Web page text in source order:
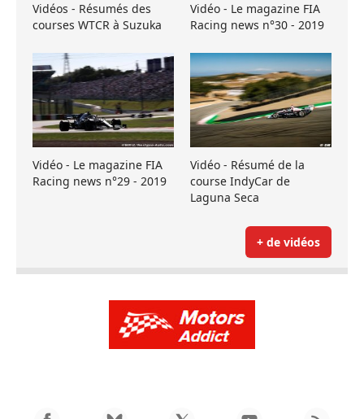
Vidéos - Résumés des
courses WTCR à Suzuka
Vidéo - Le magazine FIA
Racing news n°30 - 2019
Vidéo - Le magazine FIA
Racing news n°29 - 2019
Vidéo - Résumé de la
course IndyCar de
Laguna Seca
+ de vidéos